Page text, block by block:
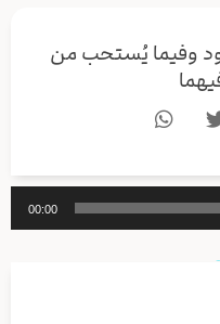
وفيما يُستحب من
00:00